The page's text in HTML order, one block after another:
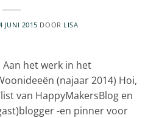
JUNI 2015 DOOR LISA
Aan het werk in het
(najaar 2014) Hoi,
van HappyMakersBlog en
-en pinner voor